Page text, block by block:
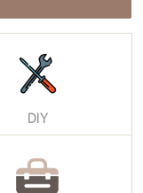
DIY